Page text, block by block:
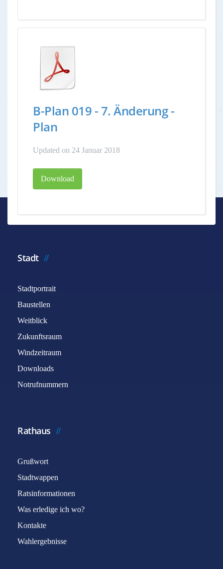
B-Plan 019 - 7. Änderung -
Plan
Updated on 24 Januar 2018
Download
Stadt
Stadtportrait
Baustellen
Weitblick
Zukunftsraum
Windzeitraum
Downloads
Notrufnummern
Rathaus
Grußwort
Stadtwappen
Ratsinformationen
Was erledige ich wo?
Kontakte
Wahlergebnisse